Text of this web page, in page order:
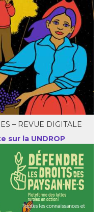
– REVUE DIGITALE
sur la UNDROP